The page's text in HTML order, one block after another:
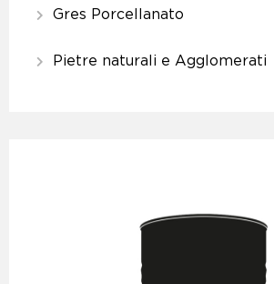
Gres Porcellanato
Pietre naturali e Agglomerati